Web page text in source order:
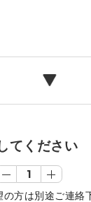
てください
方は別途ご連絡